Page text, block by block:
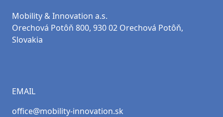
Mobility & Innovation a.s.
Orechová Potôň 800, 930 02 Orechová Potôň,
Slovakia
EMAIL
office@mobility-innovation.sk